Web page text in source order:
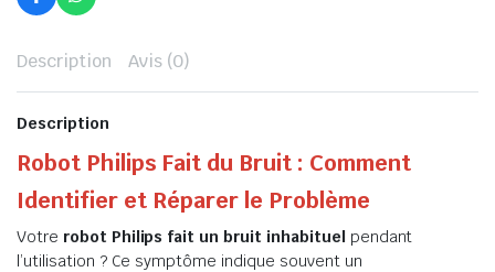
Description Avis (0)
Description
Robot Philips Fait du Bruit : Comment
Identifier et Réparer le Problème
Votre robot Philips fait un bruit inhabituel pendant
l’utilisation ? Ce symptôme indique souvent un